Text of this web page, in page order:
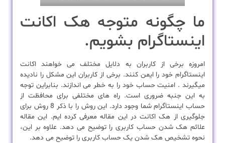
ما چگونه متوجه هک اکانت
اینستاگرام بشویم.
امروزه برخی از کاربران به دلایل مختلف می خواهند اکانت
اینستاگرام خود را ایمن کنند. برخی از کاربران این مشکل را نادیده
میگیرند . امنیت حساب خود را به خطر می اندازند. بنابراین توجه
به این جنبه ضروری است. راه های مختلفی برای محافظت از
حساب اینستاگرام شما وجود دارد. این روش را با ذکر 8 روش برای
جلوگیری از هک اکانت در این مقاله معرفی کرده ایم. این مقاله
علائم هک شدن حساب کاربری را توضیح می دهد. علاوه بر این،
نحوه تشخیص هک شدن یک حساب کاربری را توضیح می دهد.